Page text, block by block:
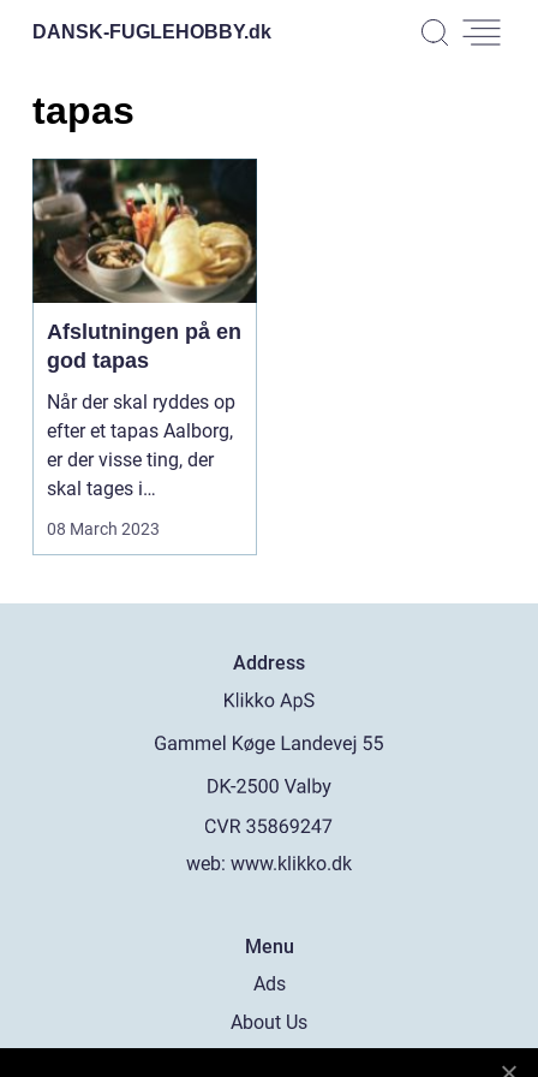
DANSK-FUGLEHOBBY.dk
tapas
Afslutningen på en
god tapas
Når der skal ryddes op
efter et tapas Aalborg,
er der visse ting, der
skal tages i
betragtning for a...
08 March 2023
Address
web: www.klikko.dk
Menu
Ads
About Us